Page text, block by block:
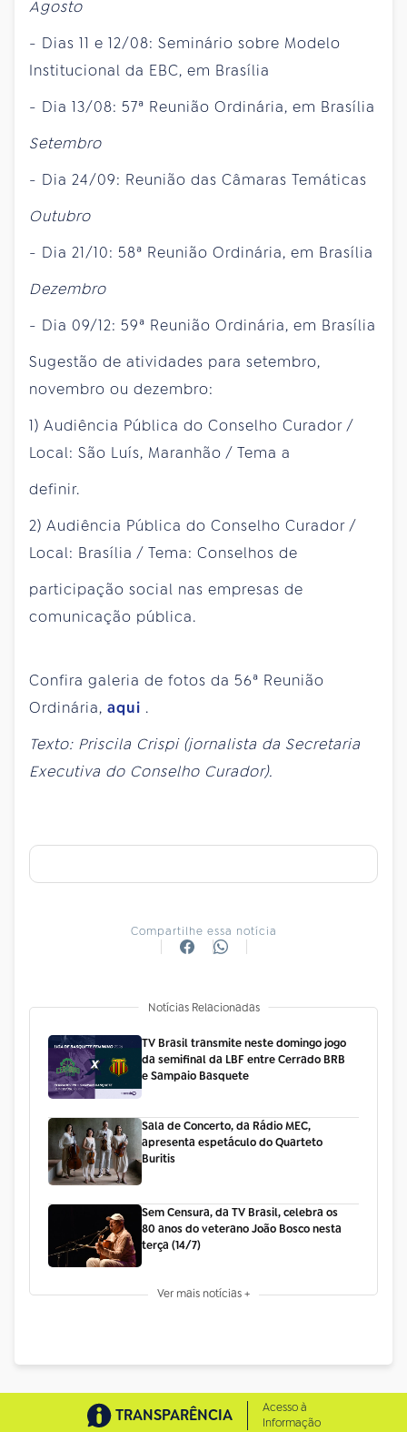
Agosto
- Dias 11 e 12/08: Seminário sobre Modelo
Institucional da EBC, em Brasília
- Dia 13/08: 57ª Reunião Ordinária, em Brasília
Setembro
- Dia 24/09: Reunião das Câmaras Temáticas
Outubro
- Dia 21/10: 58ª Reunião Ordinária, em Brasília
Dezembro
- Dia 09/12: 59ª Reunião Ordinária, em Brasília
Sugestão de atividades para setembro,
novembro ou dezembro:
1) Audiência Pública do Conselho Curador /
Local: São Luís, Maranhão / Tema a
definir.
2) Audiência Pública do Conselho Curador /
Local: Brasília / Tema: Conselhos de
participação social nas empresas de
comunicação pública.
Confira galeria de fotos da 56ª Reunião
Ordinária, aqui .
Texto: Priscila Crispi (jornalista da Secretaria
Executiva do Conselho Curador).
Compartilhe essa notícia
Notícias Relacionadas
TV Brasil transmite neste domingo jogo
da semifinal da LBF entre Cerrado BRB
e Sampaio Basquete
Sala de Concerto, da Rádio MEC,
apresenta espetáculo do Quarteto
Buritis
Sem Censura, da TV Brasil, celebra os
80 anos do veterano João Bosco nesta
terça (14/7)
Ver mais notícias +
TRANSPARÊNCIA
Acesso à
Informação